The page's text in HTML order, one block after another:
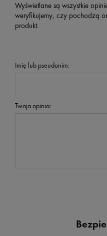
Wyświetlane są wszystkie
weryfikujemy, czy pochodzą
produkt.
Imię lub pseudonim:
Twoja opinia: